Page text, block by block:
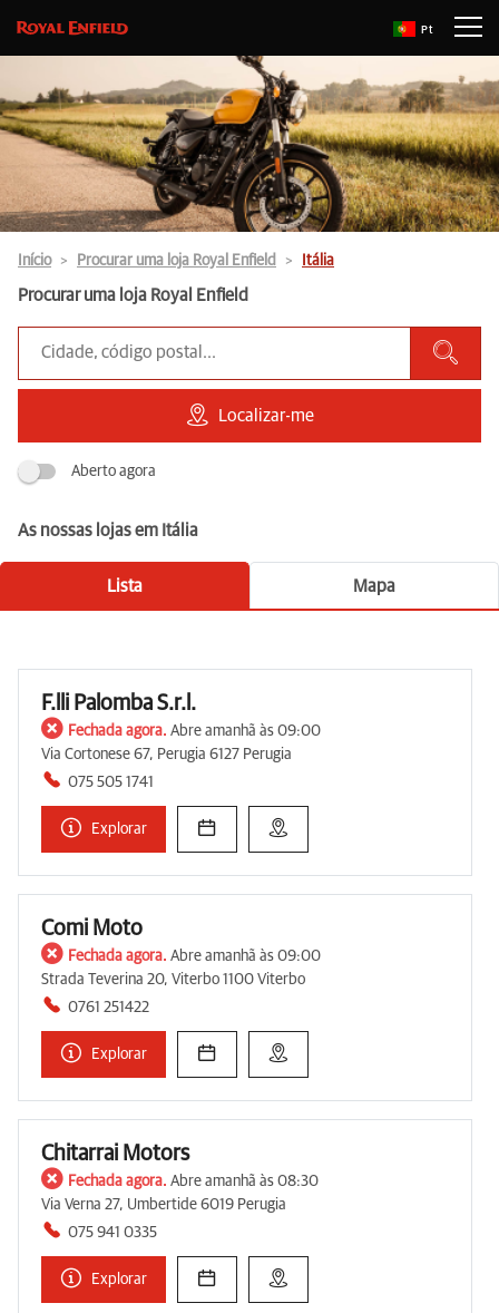
Pt
Início Procurar uma loja Royal Enfield Itália
Procurar uma loja Royal Enfield
Localizar-me
Aberto agora
As nossas lojas em Itália
Lista Mapa
F.lli Palomba S.r.l.
Fechada agora. Abre amanhã às 09:00
Via Cortonese 67, Perugia 6127 Perugia
075 505 1741
Explorar
Comi Moto
Fechada agora. Abre amanhã às 09:00
Strada Teverina 20, Viterbo 1100 Viterbo
0761 251422
Explorar
Chitarrai Motors
Fechada agora. Abre amanhã às 08:30
Via Verna 27, Umbertide 6019 Perugia
075 941 0335
Explorar